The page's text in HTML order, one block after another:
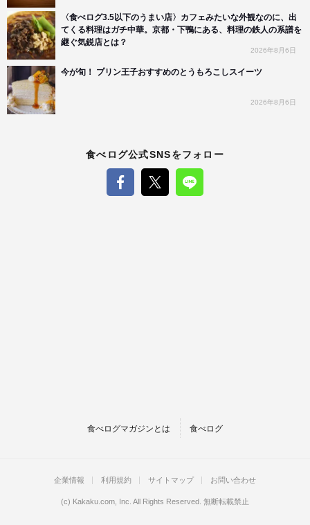
〈食べログ3.5以下のうまい店〉カフェみたいな外観なのに、出
てくる料理はガチ中華。京都・下鴨にある、料理の鉄人の系譜を
継ぐ気鋭店とは？
2026年8月6日
今が旬！ プリン王子おすすめのとうもろこしスイーツ
2026年8月6日
食べログ公式SNSをフォロー
食べログマガジンとは 食べログ
企業情報 利用規約 サイトマップ お問い合わせ
(c) Kakaku.com, Inc. All Rights Reserved. 無断転載禁止